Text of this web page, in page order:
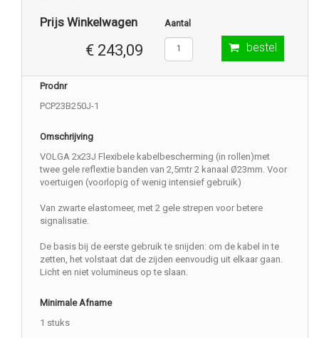
Prijs Winkelwagen
€ 243,09
Aantal
bestel
Prodnr
PCP23B250J-1
Omschrijving
VOLGA 2x23J Flexibele kabelbescherming (in rollen)met
twee gele reflextie banden van 2,5mtr 2 kanaal Ø23mm. Voor
voertuigen (voorlopig of wenig intensief gebruik)
Van zwarte elastomeer, met 2 gele strepen voor betere
signalisatie.
De basis bij de eerste gebruik te snijden: om de kabel in te
zetten, het volstaat dat de zijden eenvoudig uit elkaar gaan.
Licht en niet volumineus op te slaan.
Minimale Afname
1 stuks